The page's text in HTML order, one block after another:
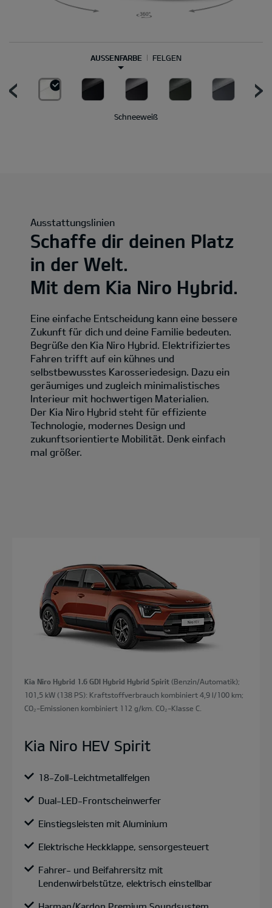
AUSSENFARBE FELGEN
Schneeweiß
Ausstattungslinien
Schaffe dir deinen Platz
in der Welt.
Mit dem Kia Niro Hybrid.
Eine einfache Entscheidung kann eine bessere
Zukunft für dich und deine Familie bedeuten.
Begrüße den Kia Niro Hybrid. Elektrifiziertes
Fahren trifft auf ein kühnes und
selbstbewusstes Karosseriedesign. Dazu ein
geräumiges und zugleich minimalistisches
Interieur mit hochwertigen Materialien.
Der Kia Niro Hybrid steht für effiziente
Technologie, modernes Design und
zukunftsorientierte Mobilität. Denk einfach
mal größer.
Kia Niro Hybrid 1.6 GDI Hybrid Hybrid Spirit (Benzin/Automatik);
101,5 kW (138 PS): Kraftstoffverbrauch kombiniert 4,9 l/100 km;
CO₂-Emissionen kombiniert 112 g/km. CO₂-Klasse C.
Kia Niro HEV Spirit
18-Zoll-Leichtmetallfelgen
Dual-LED-Frontscheinwerfer
Einstiegsleisten mit Aluminium
Elektrische Heckklappe, sensorgesteuert
Fahrer- und Beifahrersitz mit
Lendenwirbelstütze, elektrisch einstellbar